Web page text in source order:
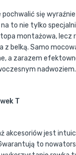
pochwalić się
to nie tylko
montażowa, lecz
z belką. Samo
a zarazem
nadwoziem.
T
akcesoriów jest
to